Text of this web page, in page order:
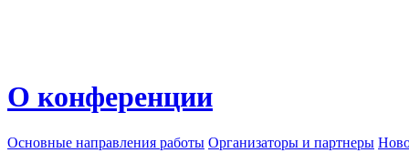
О конференции
Основные направления работы Организаторы и партнеры